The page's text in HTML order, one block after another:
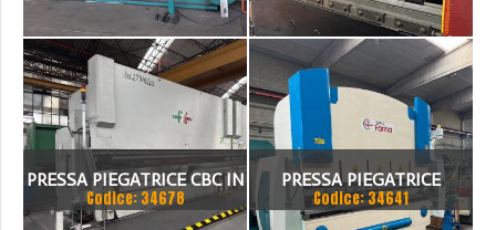
TON
PRESSA PIEGATRICE CBC IN
TANDEM
Codice: 34678
PRESSA PIEGATRICE
FARINA 3000 X 130 TON
Codice: 34641